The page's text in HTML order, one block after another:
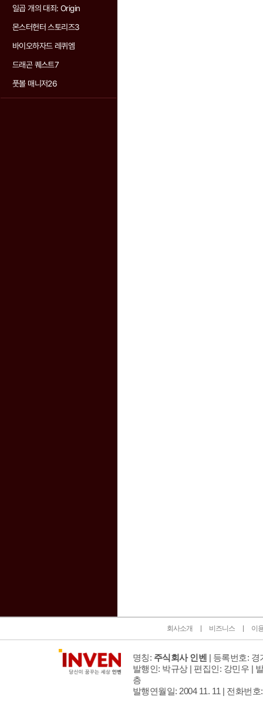
일곱 개의 대죄: Origin
몬스터헌터 스토리즈3
바이오하자드 레퀴엠
드래곤 퀘스트7
풋볼 매니저26
회사소개 비즈니스 이
명칭: 주식회사 인벤 | 등록번호: 경
발행인: 박규상 | 편집인: 강민우 |
층
발행연월일: 2004 11. 11 | 전화번호